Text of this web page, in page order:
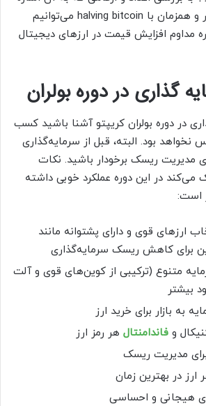
کردیم هر ۴ سال یکبار و همزمان با halving bitcoin می‌توانیم
مداوم افزایش قیمت در ارزهای دیجیتال
گذاری در دوره بولران
در دوره بولران کریپتو آشنا باشید کسب
نخواهد بود. البته، قبل از سرمایه‌گذاری
مدیریت ریسک برخودار باشید. نکات
در این دوره عملکرد خوبی داشته
است:
ارزهای قوی و دارای پشتوانه مانند
برای کاهش ریسک سرمایه‌گذاری
متنوع (ترکیبی از کوین‌های قوی و آلت
بیشتر
به بازار برای خرید ارز
و فاندامنتال هر رمز ارز
مدیریت ریسک
در بهترین زمان
هیجانی و احساسی